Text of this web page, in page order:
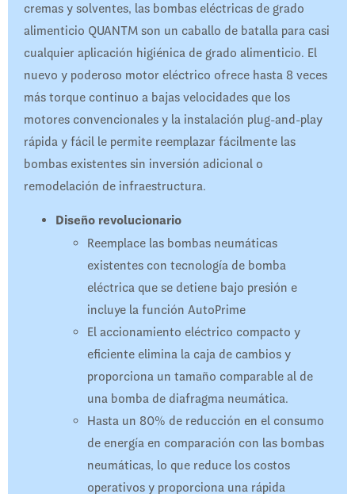
cremas y solventes, las bombas eléctricas de grado
alimenticio QUANTM son un caballo de batalla para casi
cualquier aplicación higiénica de grado alimenticio. El
nuevo y poderoso motor eléctrico ofrece hasta 8 veces
más torque continuo a bajas velocidades que los
motores convencionales y la instalación plug-and-play
rápida y fácil le permite reemplazar fácilmente las
bombas existentes sin inversión adicional o
remodelación de infraestructura.
Diseño revolucionario
Reemplace las bombas neumáticas
existentes con tecnología de bomba
eléctrica que se detiene bajo presión e
incluye la función AutoPrime
El accionamiento eléctrico compacto y
eficiente elimina la caja de cambios y
proporciona un tamaño comparable al de
una bomba de diafragma neumática.
Hasta un 80% de reducción en el consumo
de energía en comparación con las bombas
neumáticas, lo que reduce los costos
operativos y proporciona una rápida